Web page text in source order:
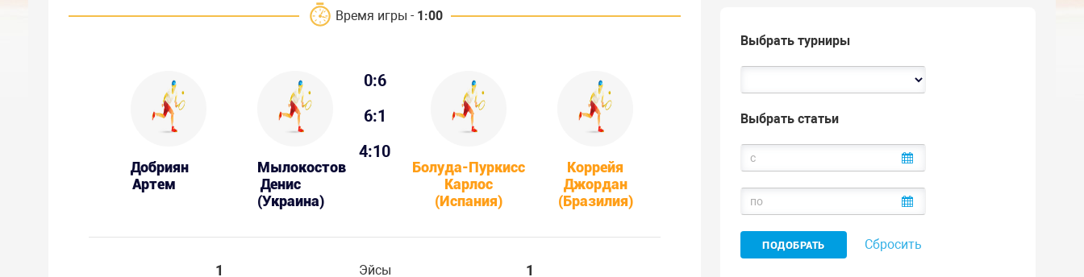
Выбрать турниры
Выбрать статьи
Сбросить
Время игры - 1:00
Добриян
Артем
Мылокостов
Денис
(Украина)
0:6
6:1
4:10
Болуда-Пуркисс
Карлос
(Испания)
Коррейя
Джордан
(Бразилия)
1 Эйсы
1